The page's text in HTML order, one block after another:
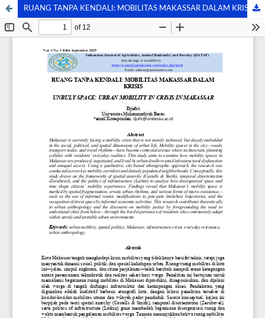
RUANG TANPA KENDALI: MOBILITAS MAKASSAR DALAM KRISIS